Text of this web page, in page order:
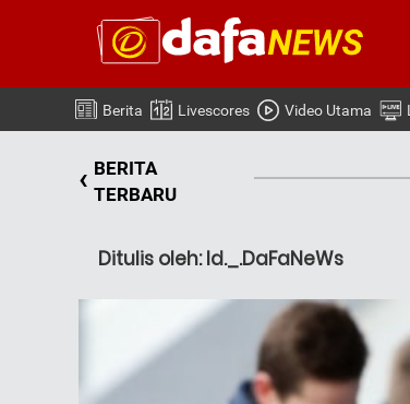
Berita Livescores Video Utama
‹ BERITA
TERBARU
Ditulis oleh: Id._.DaFaNeWs